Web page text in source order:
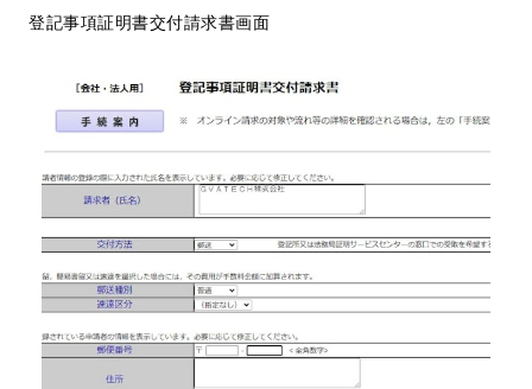
登記事項証明書交付請求書画面